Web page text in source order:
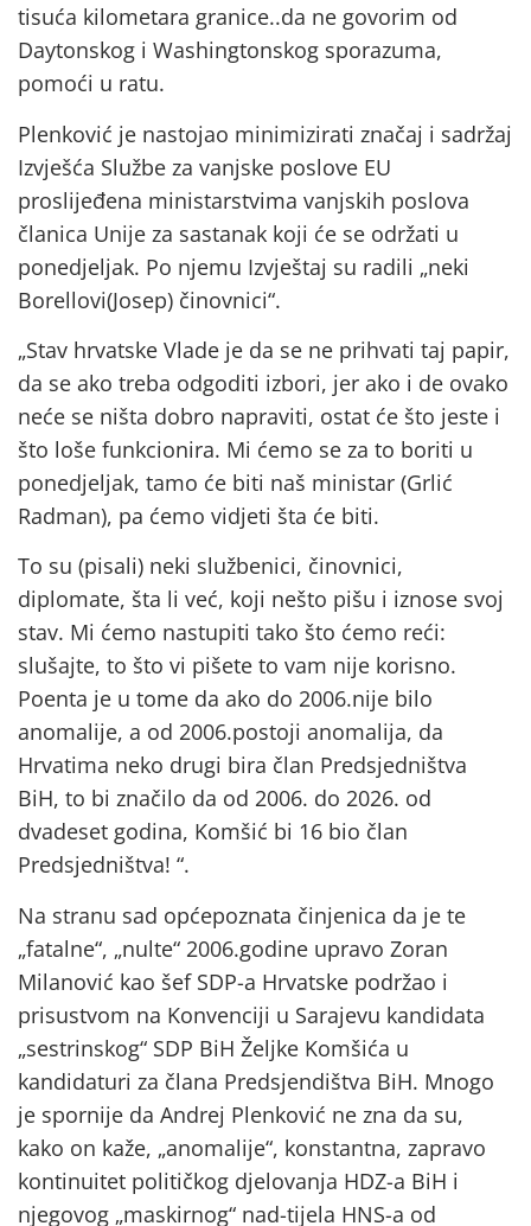
tisuća kilometara granice..da ne govorim od
Daytonskog i Washingtonskog sporazuma,
pomoći u ratu.
Plenković je nastojao minimizirati značaj i sadržaj
Izvješća Službe za vanjske poslove EU
proslijeđena ministarstvima vanjskih poslova
članica Unije za sastanak koji će se održati u
ponedjeljak. Po njemu Izvještaj su radili „neki
Borellovi(Josep) činovnici“.
„Stav hrvatske Vlade je da se ne prihvati taj papir,
da se ako treba odgoditi izbori, jer ako i de ovako
neće se ništa dobro napraviti, ostat će što jeste i
što loše funkcionira. Mi ćemo se za to boriti u
ponedjeljak, tamo će biti naš ministar (Grlić
Radman), pa ćemo vidjeti šta će biti.
To su (pisali) neki službenici, činovnici,
diplomate, šta li već, koji nešto pišu i iznose svoj
stav. Mi ćemo nastupiti tako što ćemo reći:
slušajte, to što vi pišete to vam nije korisno.
Poenta je u tome da ako do 2006.nije bilo
anomalije, a od 2006.postoji anomalija, da
Hrvatima neko drugi bira član Predsjedništva
BiH, to bi značilo da od 2006. do 2026. od
dvadeset godina, Komšić bi 16 bio član
Predsjedništva! “.
Na stranu sad općepoznata činjenica da je te
„fatalne“, „nulte“ 2006.godine upravo Zoran
Milanović kao šef SDP-a Hrvatske podržao i
prisustvom na Konvenciji u Sarajevu kandidata
„sestrinskog“ SDP BiH Željke Komšića u
kandidaturi za člana Predsjendištva BiH. Mnogo
je spornije da Andrej Plenković ne zna da su,
kako on kaže, „anomalije“, konstantna, zapravo
kontinuitet političkog djelovanja HDZ-a BiH i
njegovog „maskirnog“ nad-tijela HNS-a od